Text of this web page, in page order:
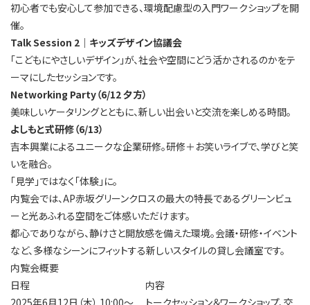
初心者でも安心して参加できる、環境配慮型の入門ワークショップを開
催。
Talk Session 2｜キッズデザイン協議会
「こどもにやさしいデザイン」が、社会や空間にどう活かされるのかをテ
ーマにしたセッションです。
Networking Party（6/12 夕方）
美味しいケータリングとともに、新しい出会いと交流を楽しめる時間。
よしもと式研修（6/13）
吉本興業によるユニークな企業研修。研修＋お笑いライブで、学びと笑
いを融合。
「見学」ではなく「体験」に。
内覧会では、AP赤坂グリーンクロスの最大の特長であるグリーンビュ
ーと光あふれる空間をご体感いただけます。
都心でありながら、静けさと開放感を備えた環境。会議・研修・イベント
など、多様なシーンにフィットする新しいスタイルの貸し会議室です。
内覧会概要
日程
内容